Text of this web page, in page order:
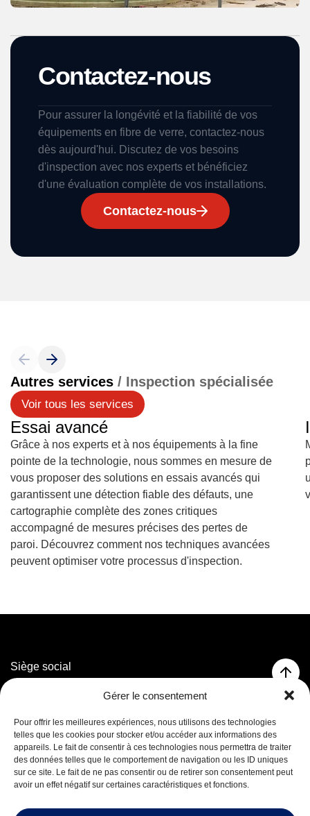
Gérer le consentement
Pour offrir les meilleures expériences, nous utilisons des technologies
telles que les cookies pour stocker et/ou accéder aux informations des
appareils. Le fait de consentir à ces technologies nous permettra de traiter
des données telles que le comportement de navigation ou les ID uniques
sur ce site. Le fait de ne pas consentir ou de retirer son consentement peut
avoir un effet négatif sur certaines caractéristiques et fonctions.
Contactez-nous
Pour assurer la longévité et la fiabilité de vos
équipements en fibre de verre, contactez-nous
dès aujourd'hui. Discutez de vos besoins
d'inspection avec nos experts et bénéficiez
d'une évaluation complète de vos installations.
Contactez-nous
Autres services / Inspection spécialisée
Voir tous les services
Essai avancé
Grâce à nos experts et à nos équipements à la fine
pointe de la technologie, nous sommes en mesure de
vous proposer des solutions en essais avancés qui
garantissent une détection fiable des défauts, une
cartographie complète des zones critiques
accompagné de mesures précises des pertes de
paroi. Découvrez comment nos techniques avancées
peuvent optimiser votre processus d'inspection.
Siège social
3320 rue Marconi,
Mascouche, QC J7K 3N6
T. 514 593-5755
T. 1 800 625-5755 (Sans frais)
Facebook
LinkedIn